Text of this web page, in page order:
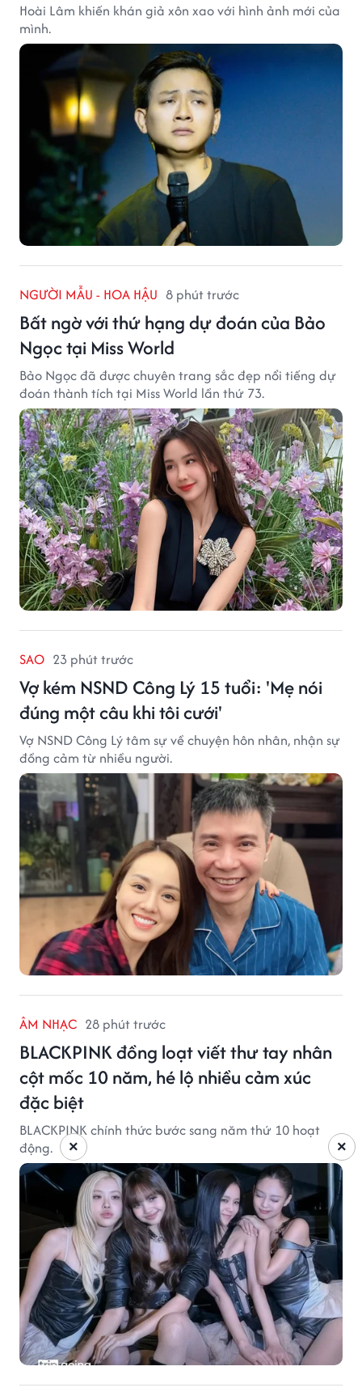
Hoài Lâm khiến khán giả xôn xao với hình ảnh mới của
mình.
NGƯỜI MẪU - HOA HẬU 8 phút trước
Bất ngờ với thứ hạng dự đoán của Bảo
Ngọc tại Miss World
Bảo Ngọc đã được chuyên trang sắc đẹp nổi tiếng dự
đoán thành tích tại Miss World lần thứ 73.
SAO 23 phút trước
Vợ kém NSND Công Lý 15 tuổi: 'Mẹ nói
đúng một câu khi tôi cưới'
Vợ NSND Công Lý tâm sự về chuyện hôn nhân, nhận sự
đồng cảm từ nhiều người.
ÂM NHẠC 28 phút trước
BLACKPINK đồng loạt viết thư tay nhân
cột mốc 10 năm, hé lộ nhiều cảm xúc
đặc biệt
BLACKPINK chính thức bước sang năm thứ 10 hoạt
động.
×
×